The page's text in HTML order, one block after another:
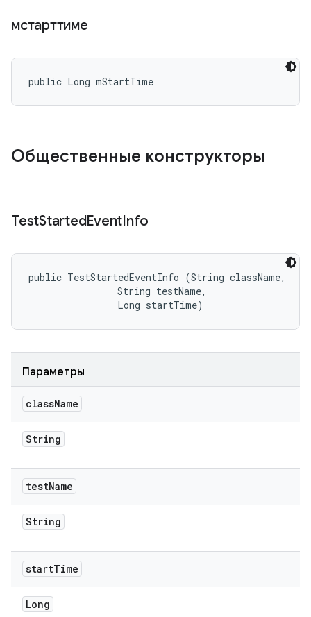
мстарттиме
public Long mStartTime
Общественные конструкторы
TestStartedEventInfo
public TestStartedEventInfo (String className,
                String testName,
                Long startTime)
Параметры
className
String
testName
String
startTime
Long